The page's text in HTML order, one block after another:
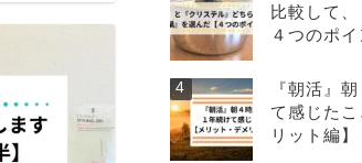
比較して
４つのポイ
『朝活』
て感じたこ
リット編】